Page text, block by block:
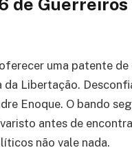
de Guerreiros
uma patente
Libertação.
Enoque. O bando
antes de
não vale nada.